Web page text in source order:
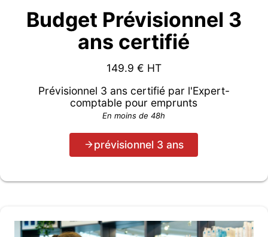
Budget Prévisionnel 3
ans certifié
149.9 € HT
Prévisionnel 3 ans certifié par l'Expert-
comptable pour emprunts
En moins de 48h
prévisionnel 3 ans